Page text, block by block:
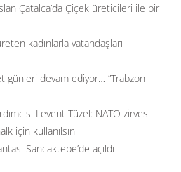
Çatalca’da Çiçek üreticileri ile bir
kadınlarla vatandaşları
günleri devam ediyor… ”Trabzon
Levent Tüzel: NATO zirvesi
için kullanılsın
Sancaktepe’de açıldı